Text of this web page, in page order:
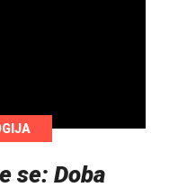
se: Doba